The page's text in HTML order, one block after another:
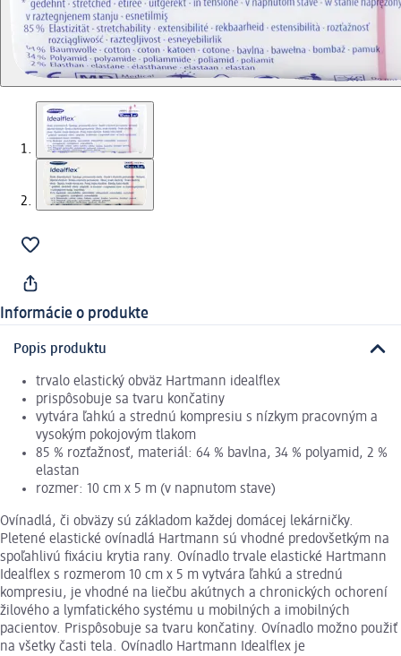
Informácie o produkte
Popis produktu
trvalo elastický obväz Hartmann idealflex
prispôsobuje sa tvaru končatiny
vytvára ľahkú a strednú kompresiu s nízkym pracovným a
vysokým pokojovým tlakom
85 % rozťažnosť, materiál: 64 % bavlna, 34 % polyamid, 2 %
elastan
rozmer: 10 cm x 5 m (v napnutom stave)
Ovínadlá, či obväzy sú základom každej domácej lekárničky.
Pletené elastické ovínadlá Hartmann sú vhodné predovšetkým na
spoľahlivú fixáciu krytia rany. Ovínadlo trvale elastické Hartmann
Idealflex s rozmerom 10 cm x 5 m vytvára ľahkú a strednú
kompresiu, je vhodné na liečbu akútnych a chronických ochorení
žilového a lymfatického systému u mobilných a imobilných
pacientov. Prispôsobuje sa tvaru končatiny. Ovínadlo možno použiť
na všetky časti tela. Ovínadlo Hartmann Idealflex je